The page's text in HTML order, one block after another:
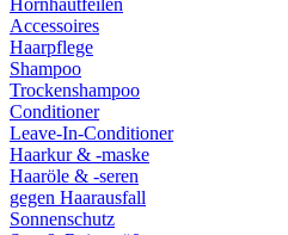
Hornhautfeilen
Accessoires
Haarpflege
Shampoo
Trockenshampoo
Conditioner
Leave-In-Conditioner
Haarkur & -maske
Haaröle & -seren
gegen Haarausfall
Sonnenschutz